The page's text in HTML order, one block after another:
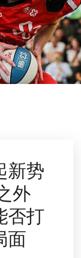
新势
外
否打
面